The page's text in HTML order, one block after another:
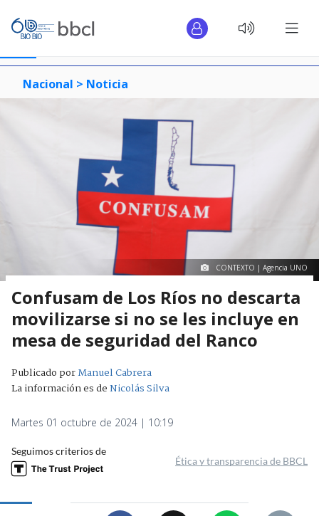
Nacional > Noticia
CONTEXTO | Agencia UNO
Confusam de Los Ríos no descarta
movilizarse si no se les incluye en
mesa de seguridad del Ranco
Publicado porManuel Cabrera
La información es deNicolás Silva
Martes 01 octubre de 2024 | 10:19
Seguimos criterios de
Ética y transparencia de BBCL